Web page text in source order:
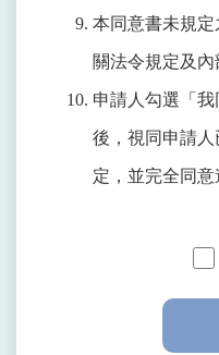
本同意書未規
關法令規定及內
申請人勾選「
後，視同申請
定，並完全同意